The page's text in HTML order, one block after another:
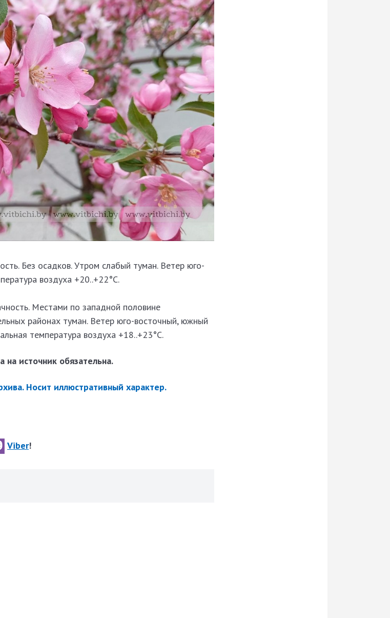
Без осадков. Утром слабый туман. Ветер юго-
воздуха +20..+22°C.
Местами по западной половине
районах туман. Ветер юго-восточный, южный
температура воздуха +18..+23°C.
на источник обязательна.
Носит иллюстративный характер.
Viber!